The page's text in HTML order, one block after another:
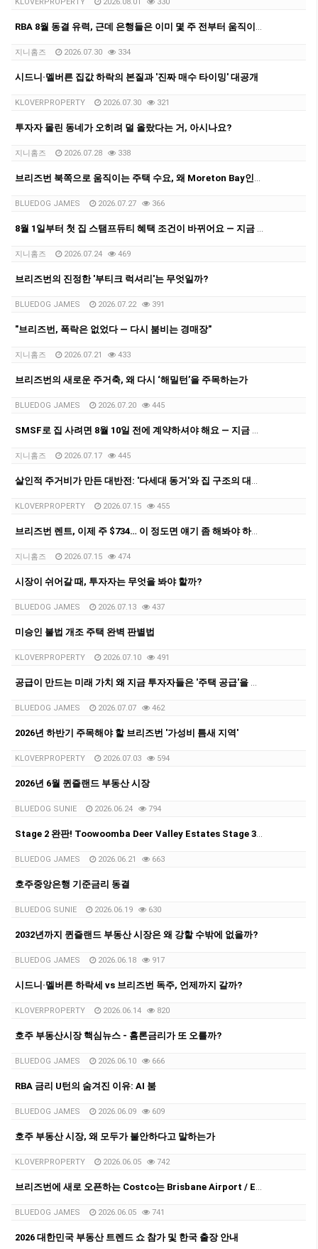
RBA 8월 동결 유력, 근데 은행들은 이미 몇 주 전부터 움직이고 있었어요.
지니홈즈 2026.07.30 334
시드니·멜버른 집값 하락의 본질과 '진짜 매수 타이밍' 대공개
KLOVERPROPERTY 2026.07.30 321
투자자 몰린 동네가 오히려 덜 올랐다는 거, 아시나요?
지니홈즈 2026.07.28 338
브리즈번 북쪽으로 움직이는 주택 수요, 왜 Moreton Bay인가??
BLUEDOG JAMES 2026.07.27 366
8월 1일부터 첫 집 스탬프듀티 혜택 조건이 바뀌어요 — 지금 꼭 체크하세요!
지니홈즈 2026.07.24 469
브리즈번의 진정한 '부티크 럭셔리'는 무엇일까?
BLUEDOG JAMES 2026.07.22 391
"브리즈번, 폭락은 없었다 — 다시 붐비는 경매장"
지니홈즈 2026.07.21 433
브리즈번의 새로운 주거축, 왜 다시 ‘해밀턴’을 주목하는가
BLUEDOG JAMES 2026.07.20 445
SMSF로 집 사려면 8월 10일 전에 계약하셔야 해요 — 지금 브리즈번서 벌어지는 '막차 러시'
지니홈즈 2026.07.17 445
살인적 주거비가 만든 대반전: '다세대 동거'와 집 구조의 대변혁
KLOVERPROPERTY 2026.07.15 455
브리즈번 렌트, 이제 주 $734… 이 정도면 얘기 좀 해봐야 하지 않을까요?
지니홈즈 2026.07.15 474
시장이 쉬어갈 때, 투자자는 무엇을 봐야 할까?
BLUEDOG JAMES 2026.07.13 437
미승인 불법 개조 주택 완벽 판별법
KLOVERPROPERTY 2026.07.10 491
공급이 만드는 미래 가치 왜 지금 투자자들은 '주택 공급'을 주목해야 하는가
BLUEDOG JAMES 2026.07.07 462
2026년 하반기 주목해야 할 브리즈번 '가성비 틈새 지역'
KLOVERPROPERTY 2026.07.03 594
2026년 6월 퀸즐랜드 부동산 시장
BLUEDOG SUNIE 2026.06.24 794
Stage 2 완판! Toowoomba Deer Valley Estates Stage 3 출시
BLUEDOG JAMES 2026.06.21 663
호주중앙은행 기준금리 동결
BLUEDOG SUNIE 2026.06.19 630
2032년까지 퀸즐랜드 부동산 시장은 왜 강할 수밖에 없을까?
BLUEDOG JAMES 2026.06.18 917
시드니·멜버른 하락세 vs 브리즈번 독주, 언제까지 갈까?
KLOVERPROPERTY 2026.06.14 820
호주 부동산시장 핵심뉴스 - 홈론금리가 또 오를까?
BLUEDOG JAMES 2026.06.10 666
RBA 금리 U턴의 숨겨진 이유: AI 붐
BLUEDOG JAMES 2026.06.09 609
호주 부동산 시장, 왜 모두가 불안하다고 말하는가
KLOVERPROPERTY 2026.06.05 742
브리즈번에 새로 오픈하는 Costco는 Brisbane Airport / Eagle Farm 지역입니다.
BLUEDOG JAMES 2026.06.05 741
2026 대한민국 부동산 트렌드 쇼 참가 및 한국 출장 안내